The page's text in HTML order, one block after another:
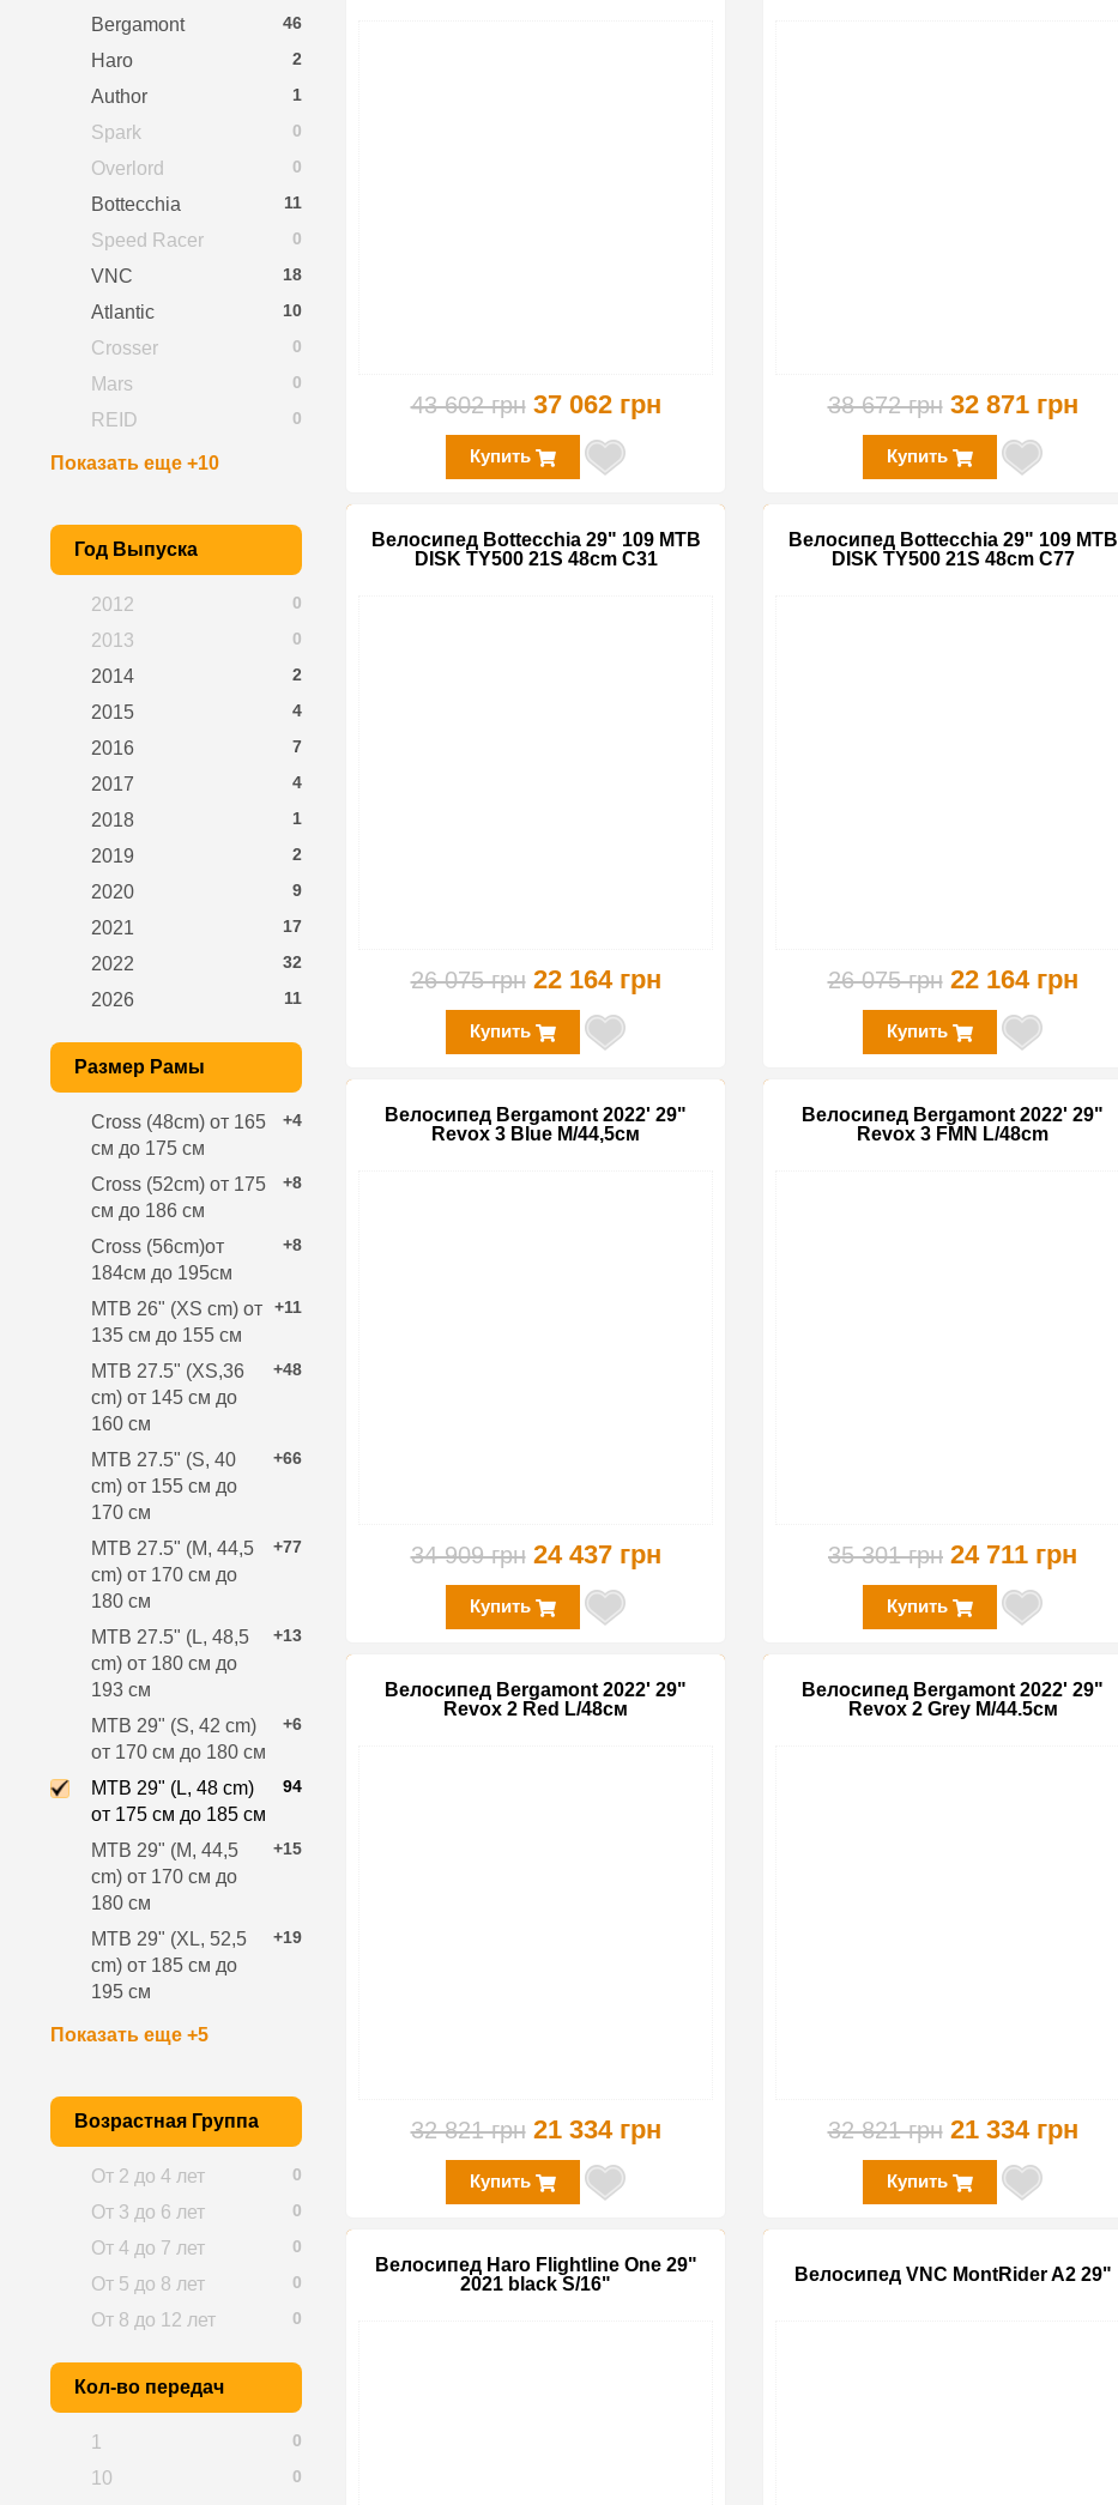
43 602 грн 37 062 грн
Купить
38 672 грн 32 871 грн
Купить
Велосипед Bottecchia 29" 109 MTB
DISK TY500 21S 48cm C31
26 075 грн 22 164 грн
Купить
Велосипед Bottecchia 29" 109 MTB
DISK TY500 21S 48cm C77
26 075 грн 22 164 грн
Купить
Велосипед Bergamont 2022' 29"
Revox 3 Blue M/44,5см
34 909 грн 24 437 грн
Купить
Велосипед Bergamont 2022' 29"
Revox 3 FMN L/48cm
35 301 грн 24 711 грн
Купить
Велосипед Bergamont 2022' 29"
Revox 2 Red L/48см
32 821 грн 21 334 грн
Купить
Велосипед Bergamont 2022' 29"
Revox 2 Grey M/44.5см
32 821 грн 21 334 грн
Купить
Велосипед Haro Flightline One 29"
2021 black S/16"
Велосипед VNC MontRider A2 29"
46
Bergamont
2
Haro
1
Author
0
Spark
0
Overlord
11
Bottecchia
0
Speed Racer
18
VNC
10
Atlantic
0
Crosser
0
Mars
0
REID
Показать еще +10
Год Выпуска
0
2012
0
2013
2
2014
4
2015
7
2016
4
2017
1
2018
2
2019
9
2020
17
2021
32
2022
11
2026
Размер Рамы
+4
Cross (48cm) от 165
см до 175 см
+8
Cross (52cm) от 175
см до 186 см
+8
Cross (56cm)от
184см до 195см
+11
MTB 26" (XS cm) от
135 см до 155 см
+48
MTB 27.5" (XS,36
cm) от 145 см до
160 см
+66
MTB 27.5" (S, 40
cm) от 155 см до
170 см
+77
MTB 27.5" (M, 44,5
cm) от 170 см до
180 см
+13
MTB 27.5" (L, 48,5
cm) от 180 см до
193 см
+6
MTB 29" (S, 42 cm)
от 170 см до 180 см
94
MTB 29" (L, 48 cm)
от 175 см до 185 см
+15
MTB 29" (M, 44,5
cm) от 170 см до
180 см
+19
MTB 29" (XL, 52,5
cm) от 185 см до
195 см
Показать еще +5
Возрастная Группа
0
От 2 до 4 лет
0
От 3 до 6 лет
0
От 4 до 7 лет
0
От 5 до 8 лет
0
От 8 до 12 лет
Кол-во передач
0
1
0
10